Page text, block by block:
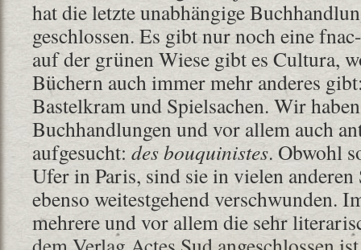
hat die letzte unabhängige
geschlossen. Es gibt nur noch eine
auf der grünen Wiese gibt es Cultura,
Büchern auch immer mehr anderes
Bastelkram und Spielsachen. Wir
Buchhandlungen und vor allem auch
aufgesucht: des bouquinistes. Obwohl
Ufer in Paris, sind sie in vielen anderen
ebenso weitestgehend verschwunden.
mehrere und vor allem die sehr